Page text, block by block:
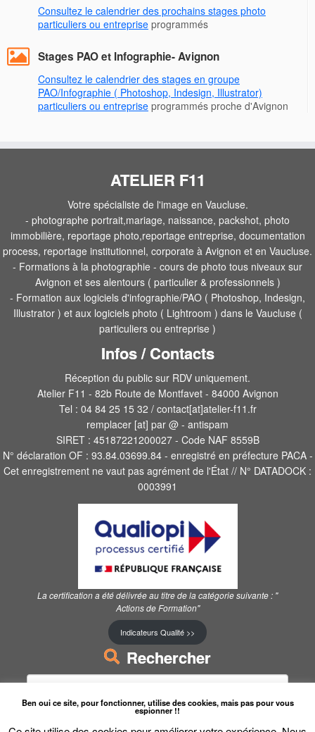
Consultez le calendrier des prochains stages photo
particuliers ou entreprise programmés
Stages PAO et Infographie- Avignon
Consultez le calendrier des stages en groupe
PAO/Infographie ( Photoshop, Indesign, Illustrator)
particuliers ou entreprise programmés proche d'Avignon
ATELIER F11
Votre spécialiste de l'image en Vaucluse.
- photographe portrait,mariage, naissance, packshot, photo
immobilière, reportage photo,reportage entreprise, documentation
process, reportage institutionnel, corporate à Avignon et en Vaucluse.
- Formations à la photographie - cours de photo tous niveaux sur
Avignon et ses alentours ( particulier & professionnels )
- Formation aux logiciels d'infographie/PAO ( Photoshop, Indesign,
Illustrator ) et aux logiciels photo ( Lightroom ) dans le Vaucluse (
particuliers ou entreprise )
Infos / Contacts
Réception du public sur RDV uniquement.
Atelier F11 - 82b Route de Montfavet - 84000 Avignon
Tel : 04 84 25 15 32 / contact[at]atelier-f11.fr
remplacer [at] par @ - antispam
SIRET : 45187221200027 - Code NAF 8559B
N° déclaration OF : 93.84.03699.84 - enregistré en préfecture PACA -
Cet enregistrement ne vaut pas agrément de l'État // N° DATADOCK :
0003991
La certification a été délivrée au titre de la catégorie suivante : "
Actions de Formation"
Indicateurs Qualité >>
Rechercher
Ben oui ce site, pour fonctionner, utilise des cookies, mais pas pour vous
espionner !!